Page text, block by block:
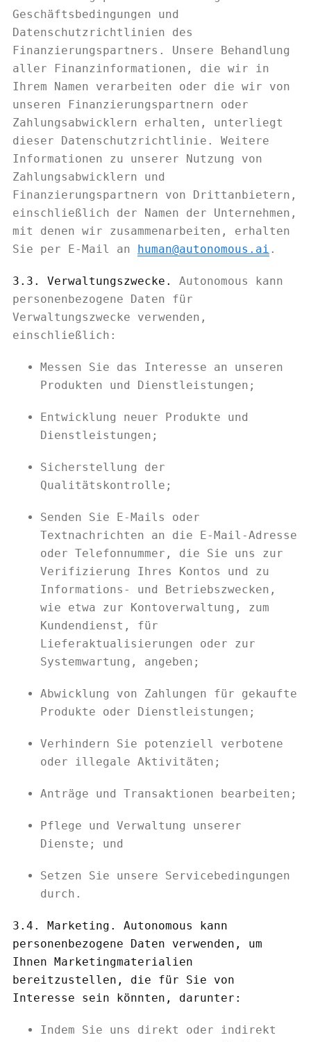
Geschäftsbedingungen und
Datenschutzrichtlinien des
Finanzierungspartners. Unsere Behandlung
aller Finanzinformationen, die wir in
Ihrem Namen verarbeiten oder die wir von
unseren Finanzierungspartnern oder
Zahlungsabwicklern erhalten, unterliegt
dieser Datenschutzrichtlinie. Weitere
Informationen zu unserer Nutzung von
Zahlungsabwicklern und
Finanzierungspartnern von Drittanbietern,
einschließlich der Namen der Unternehmen,
mit denen wir zusammenarbeiten, erhalten
Sie per E-Mail an human@autonomous.ai .
3.3. Verwaltungszwecke.
Autonomous kann
personenbezogene Daten für
Verwaltungszwecke verwenden,
einschließlich:
Messen Sie das Interesse an unseren
Produkten und Dienstleistungen;
Entwicklung neuer Produkte und
Dienstleistungen;
Sicherstellung der
Qualitätskontrolle;
Senden Sie E-Mails oder
Textnachrichten an die E-Mail-Adresse
oder Telefonnummer, die Sie uns zur
Verifizierung Ihres Kontos und zu
Informations- und Betriebszwecken,
wie etwa zur Kontoverwaltung, zum
Kundendienst, für
Lieferaktualisierungen oder zur
Systemwartung, angeben;
Abwicklung von Zahlungen für gekaufte
Produkte oder Dienstleistungen;
Verhindern Sie potenziell verbotene
oder illegale Aktivitäten;
Anträge und Transaktionen bearbeiten;
Pflege und Verwaltung unserer
Dienste; und
Setzen Sie unsere Servicebedingungen
durch.
3.4. Marketing. Autonomous kann
personenbezogene Daten verwenden, um
Ihnen Marketingmaterialien
bereitzustellen, die für Sie von
Interesse sein könnten, darunter:
Indem Sie uns direkt oder indirekt